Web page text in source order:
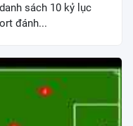
sách 10 kỷ lục
đánh...